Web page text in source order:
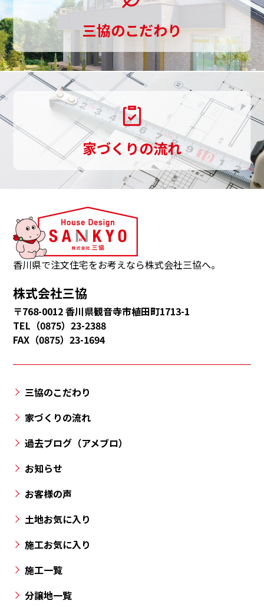
て
お
手
し
協
は、
観
音
市・
多
度
津
町・
豊
市・
亀
市・
松
市
香
の
三協のこだわり
家づくりの流れ
香川県で注文住宅をお考えなら株式会社三協へ。
株式会社三協
〒768-0012 香川県観音寺市植田町1713-1
TEL（0875）23-2388
FAX（0875）23-1694
三協のこだわり
家づくりの流れ
過去ブログ（アメブロ）
お知らせ
お客様の声
土地お気に入り
施工お気に入り
施工一覧
分譲地一覧